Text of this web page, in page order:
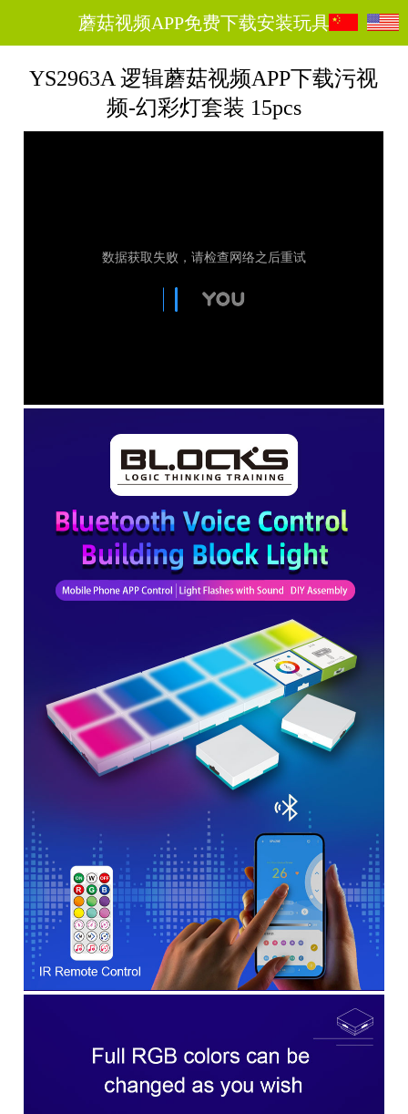
蘑菇视频APP免费下载安装玩具
YS2963A 逻辑蘑菇视频APP下载污视
频-幻彩灯套装 15pcs